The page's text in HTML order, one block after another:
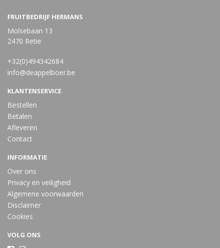
FRUITBEDRIJF HERMANS
Molsebaan 13
2470 Retie
+32(0)494342684
info@deappelboer.be
KLANTENSERVICE
Bestellen
Betalen
Afleveren
Contact
INFORMATIE
Over ons
Privacy en veiligheid
Algemene voorwaarden
Disclaimer
Cookies
VOLG ONS